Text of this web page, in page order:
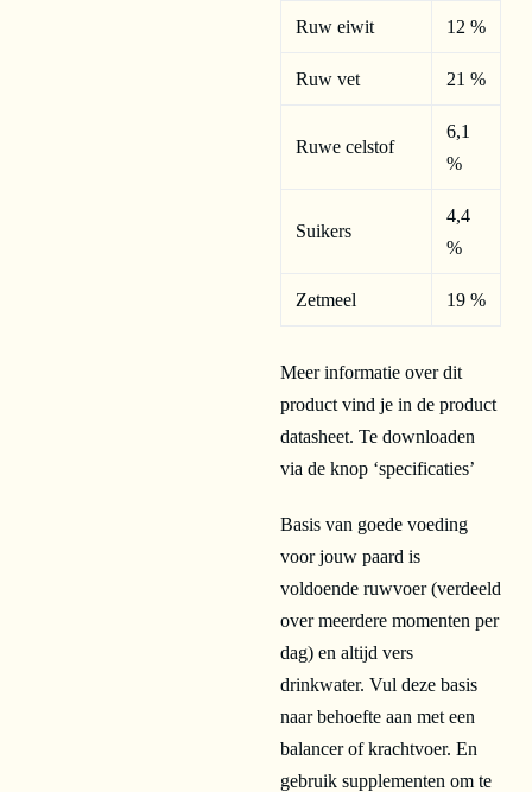
Ruw eiwit 12 %
Ruw vet 21 %
Ruwe celstof
6,1
%
Suikers
4,4
%
Zetmeel 19 %
Meer informatie over dit
product vind je in de product
datasheet. Te downloaden
via de knop ‘specificaties’
Basis van goede voeding
voor jouw paard is
voldoende ruwvoer (verdeeld
over meerdere momenten per
dag) en altijd vers
drinkwater. Vul deze basis
naar behoefte aan met een
balancer of krachtvoer. En
gebruik supplementen om te